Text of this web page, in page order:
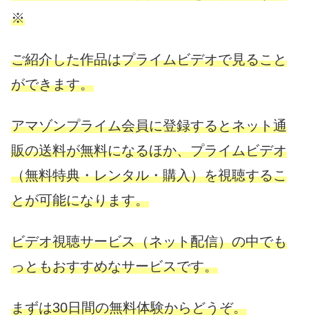
※
ご紹介した作品はプライムビデオで見ること
ができます。
アマゾンプライム会員に登録するとネット通
販の送料が無料になるほか、プライムビデオ
（無料特典・レンタル・購入）を視聴するこ
とが可能になります。
ビデオ視聴サービス（ネット配信）の中でも
っともおすすめなサービスです。
まずは30日間の無料体験からどうぞ。